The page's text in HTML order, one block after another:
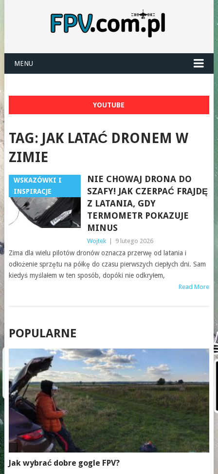
MENU
YOUTUBE
TAG: JAK LATAĆ DRONEM W
ZIMIE
WSKAZÓWKI I
INSPIRACJE
NIE CHOWAJ DRONA DO
SZAFY! JAK CZERPAĆ FRAJDĘ
Z LATANIA, GDY
TERMOMETR POKAZUJE
MINUS
Wojtek 9 lutego 2026
Zima dla wielu pilotów dronów oznacza przerwę od latania i
odłożenie sprzętu na półkę do czasu pierwszych ciepłych dni. Sam
kiedyś myślałem w ten sposób, dopóki nie odkryłem,
Read More
POSTS
NAVIGATION
POPULARNE